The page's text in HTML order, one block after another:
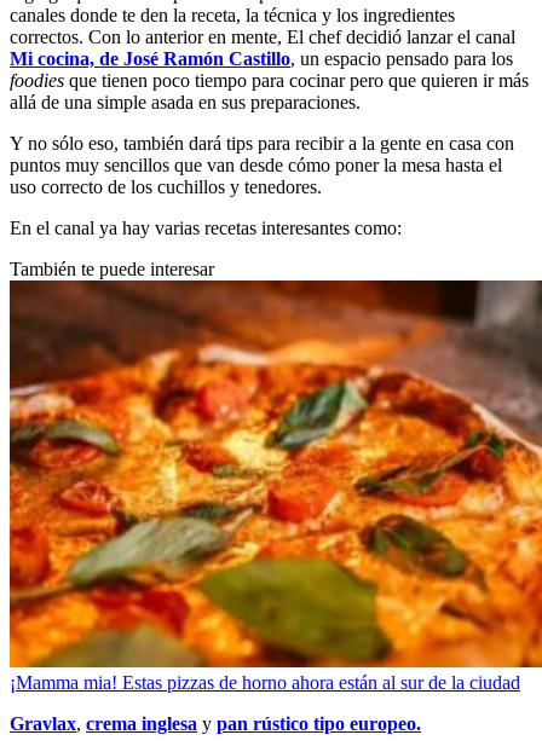
canales donde te den la receta, la técnica y los ingredientes
correctos. Con lo anterior en mente, El chef decidió lanzar el canal
Mi cocina, de José Ramón Castillo, un espacio pensado para los
foodies que tienen poco tiempo para cocinar pero que quieren ir más
allá de una simple asada en sus preparaciones.
Y no sólo eso, también dará tips para recibir a la gente en casa con
puntos muy sencillos que van desde cómo poner la mesa hasta el
uso correcto de los cuchillos y tenedores.
En el canal ya hay varias recetas interesantes como:
También te puede interesar
¡Mamma mia! Estas pizzas de horno ahora están al sur de la ciudad
Gravlax, crema inglesa y pan rústico tipo europeo.